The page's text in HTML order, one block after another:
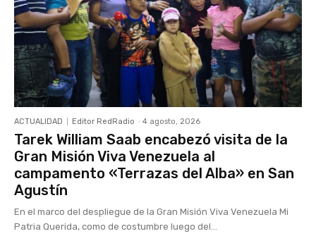
ACTUALIDAD Editor RedRadio - 4 agosto, 2026
Tarek William Saab encabezó visita de la
Gran Misión Viva Venezuela al
campamento «Terrazas del Alba» en San
Agustín
En el marco del despliegue de la Gran Misión Viva Venezuela Mi
Patria Querida, como de costumbre luego del...